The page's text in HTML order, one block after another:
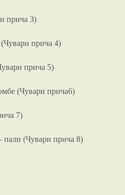
прича 3)
прича 4)
прича 5)
(Чувари прича6)
7)
(Чувари прича 8)